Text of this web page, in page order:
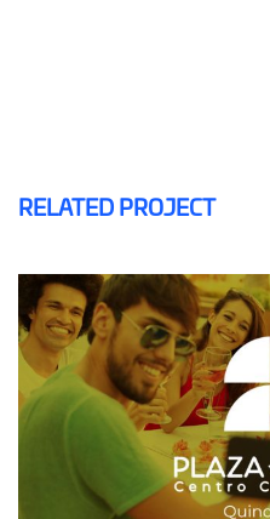
RELATED PROJECT
PLAZA FLORA
CRM CRM CENTROS